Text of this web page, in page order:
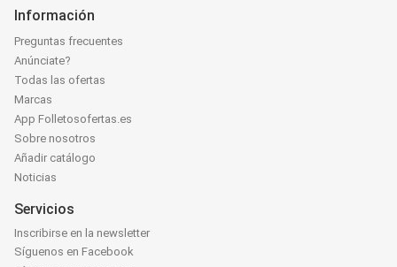
Información
Preguntas frecuentes
Anúnciate?
Todas las ofertas
Marcas
App Folletosofertas.es
Sobre nosotros
Añadir catálogo
Noticias
Servicios
Inscribirse en la newsletter
Síguenos en Facebook